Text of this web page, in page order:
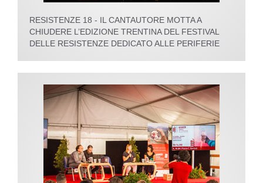
RESISTENZE 18 - IL CANTAUTORE MOTTA A
CHIUDERE L’EDIZIONE TRENTINA DEL FESTIVAL
DELLE RESISTENZE DEDICATO ALLE PERIFERIE